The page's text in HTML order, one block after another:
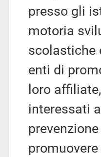
presso gli
motoria
scolastiche
enti di
loro
interessati